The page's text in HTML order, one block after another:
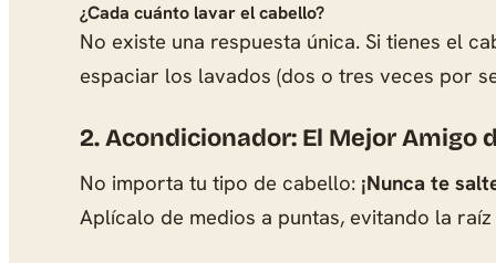
¿Cada cuánto lavar el cabello?
No existe una respuesta única. Si tienes el
espaciar los lavados (dos o tres veces por
2. Acondicionador: El Mejor Amigo
No importa tu tipo de cabello: ¡Nunca te
Aplícalo de medios a puntas, evitando la